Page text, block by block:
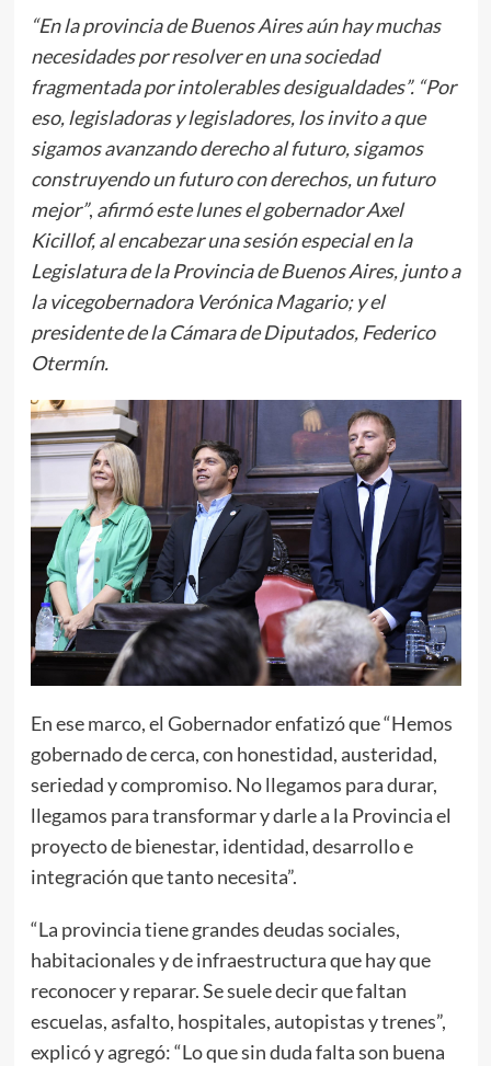
“En la provincia de Buenos Aires aún hay muchas
necesidades por resolver en una sociedad
fragmentada por intolerables desigualdades”. “Por
eso, legisladoras y legisladores, los invito a que
sigamos avanzando derecho al futuro, sigamos
construyendo un futuro con derechos, un futuro
mejor”, afirmó este lunes el gobernador Axel
Kicillof, al encabezar una sesión especial en la
Legislatura de la Provincia de Buenos Aires, junto a
la vicegobernadora Verónica Magario; y el
presidente de la Cámara de Diputados, Federico
Otermín.
En ese marco, el Gobernador enfatizó que “Hemos
gobernado de cerca, con honestidad, austeridad,
seriedad y compromiso. No llegamos para durar,
llegamos para transformar y darle a la Provincia el
proyecto de bienestar, identidad, desarrollo e
integración que tanto necesita”.
“La provincia tiene grandes deudas sociales,
habitacionales y de infraestructura que hay que
reconocer y reparar. Se suele decir que faltan
escuelas, asfalto, hospitales, autopistas y trenes”,
explicó y agregó: “Lo que sin duda falta son buena